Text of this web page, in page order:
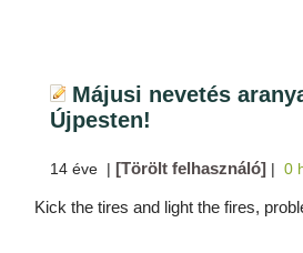
Májusi nevetés
Újpesten!
14 éve | [Törölt felhasználó] | 0
Kick the tires and light the fires,